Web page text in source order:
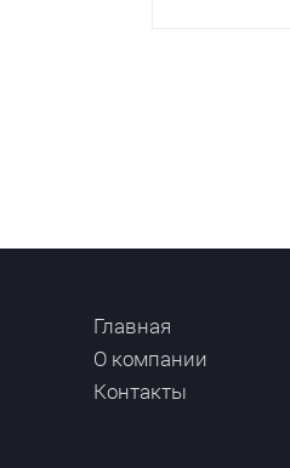
Главная
О компании
Контакты